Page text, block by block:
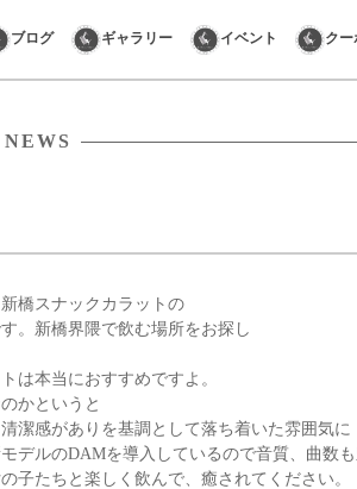
Skip
to
ブログ ギャラリー イベント クー
NEWS
橋スナックカラットの
。新橋界隈で飲む場所をお探し
は本当におすすめですよ。
かというと
潔感がありを基調として落ち着いた雰囲気に
デルのDAMを導入しているので音質、曲数も
子たちと楽しく飲んで、癒されてください。